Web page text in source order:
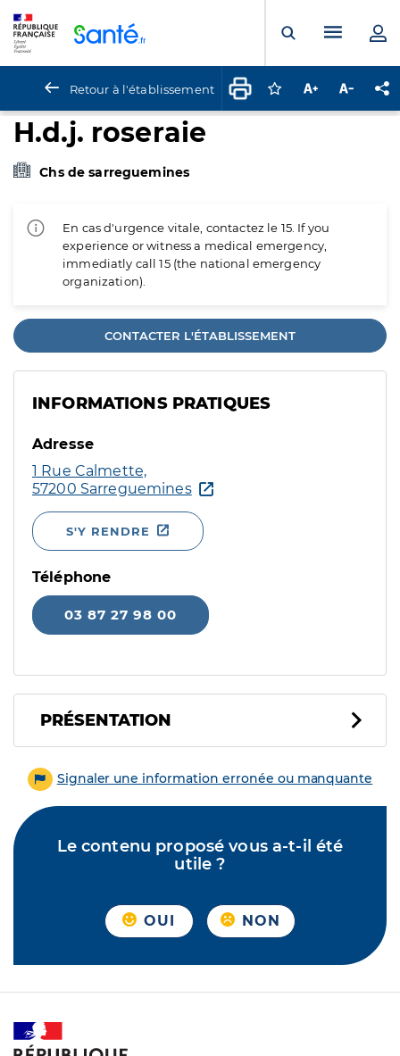
Ouvrir laMenu
Retour à l'établissement Connectez-vous
Augmenter la
H.d.j. roseraie
Chs de sarreguemines
En cas d'urgence vitale, contactez le 15. If you
experience or witness a medical emergency,
immediatly call 15 (the national emergency
organization).
CONTACTER L'ÉTABLISSEMENT
INFORMATIONS PRATIQUES
Adresse
1 Rue Calmette,
57200 Sarreguemines
S'Y RENDRE
Téléphone
03 87 27 98 00
PRÉSENTATION
Signaler une information erronée ou manquante
Le contenu proposé vous a-t-il été
utile ?
OUI NON